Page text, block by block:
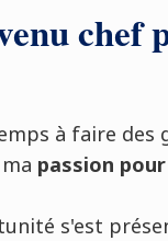
chef
à faire des
passion
s'est